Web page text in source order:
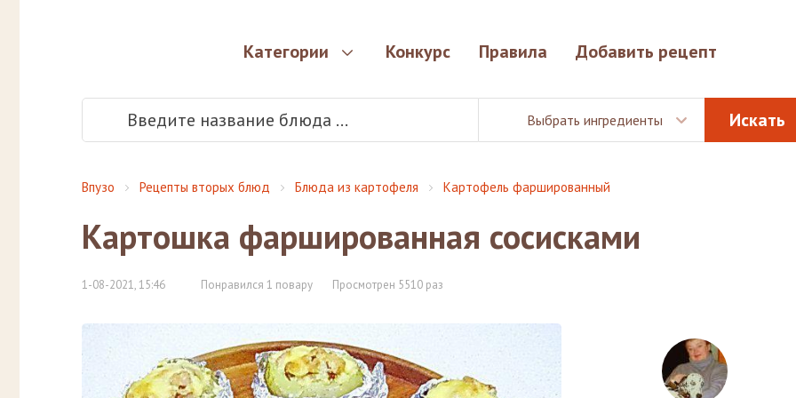
Категории Конкурс Правила Добавить рецепт
Выбрать ингредиенты
Впузо Рецепты вторых блюд Блюда из картофеля Картофель фаршированный
Картошка фаршированная сосисками
1-08-2021, 15:46 Понравился 1 повару Просмотрен 5510 раз